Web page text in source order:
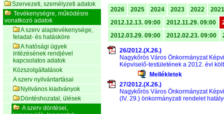
Szervezeti, személyzeti adatok
Tevékenységre, működésre
vonatkozó adatok
A szerv alaptevékenysége,
feladat- és hatásköre
A hatósági ügyek
intézésének rendjével
kapcsolatos adatok
Közszolgáltatások
A szerv nyilvántartásai
Nyilvános kiadványok
Döntéshozatal, ülések
A szerv döntései,
2026 2025 2024 2023 2022
2021
2012.12.13. 09:00
2012.11.29. 09:00
2012.03.29. 09:00
2012.02.23. 09:00
26/2012.(X.26.)
Nagykőrös Város Önkormányzat
Képviselő-testületének a 2012. évi
Mellékletek
27/2012.(X.26.)
Nagykőrös Város Önkormányzat
(IV. 29.) önkormányzati rendelet